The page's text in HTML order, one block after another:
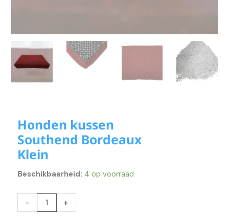
Honden kussen
Southend Bordeaux
Klein
Beschikbaarheid: 4 op voorraad
-
kussen
+